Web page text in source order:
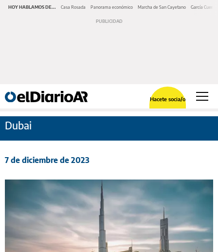
HOY HABLAMOS DE... Casa Rosada Panorama económico Marcha de San Cayetano García Cuerva
Hacete socia/o
Dubai
7 de diciembre de 2023